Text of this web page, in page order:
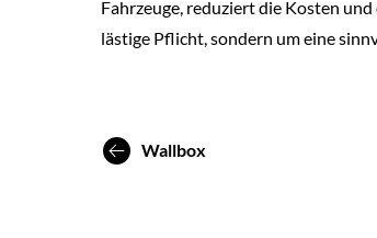
Fahrzeuge, reduziert die Kosten
lästige Pflicht, sondern um eine
Wallbox